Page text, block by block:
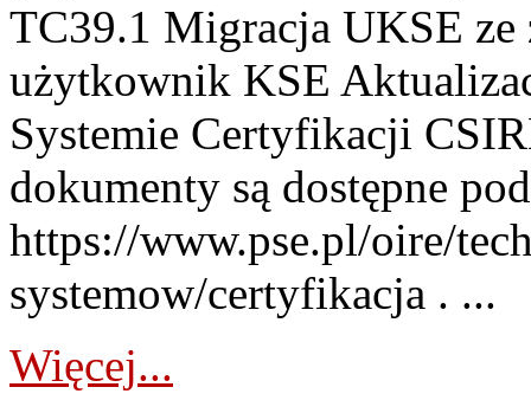
TC39.1 Migracja UKSE
użytkownik KSE
Systemie Certyfikacji
dokumenty są dostępne
https://www.pse.pl/oire/
systemow/certyfikacja . ...
Więcej...